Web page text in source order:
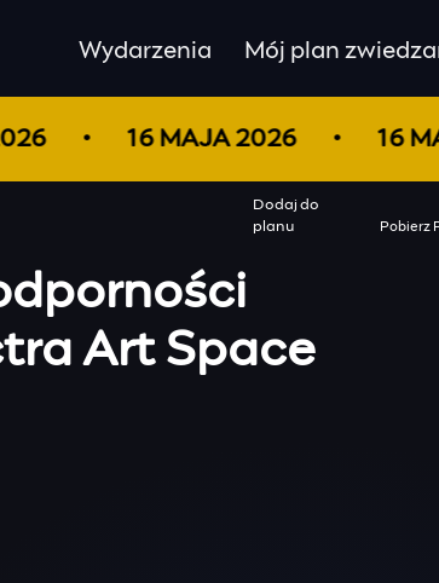
Wydarzenia Mój plan
16 MAJA 2026 16
Dodaj do
planu
Pobierz
Art Space